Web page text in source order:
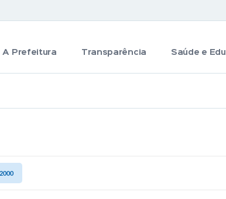
A Prefeitura Transparência Saúde e